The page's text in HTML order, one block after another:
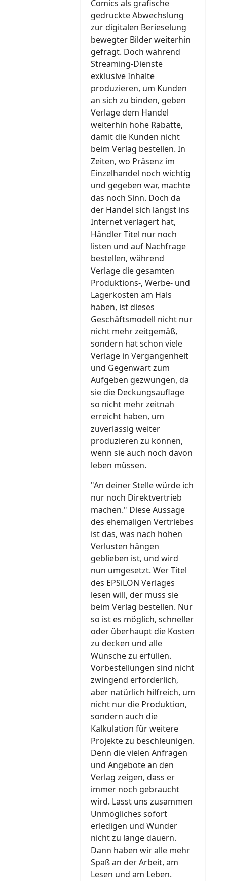
Comics als grafische
gedruckte Abwechslung
zur digitalen Berieselung
bewegter Bilder weiterhin
gefragt. Doch während
Streaming-Dienste
exklusive Inhalte
produzieren, um Kunden
an sich zu binden, geben
Verlage dem Handel
weiterhin hohe Rabatte,
damit die Kunden nicht
beim Verlag bestellen. In
Zeiten, wo Präsenz im
Einzelhandel noch wichtig
und gegeben war, machte
das noch Sinn. Doch da
der Handel sich längst ins
Internet verlagert hat,
Händler Titel nur noch
listen und auf Nachfrage
bestellen, während
Verlage die gesamten
Produktions-, Werbe- und
Lagerkosten am Hals
haben, ist dieses
Geschäftsmodell nicht nur
nicht mehr zeitgemäß,
sondern hat schon viele
Verlage in Vergangenheit
und Gegenwart zum
Aufgeben gezwungen, da
sie die Deckungsauflage
so nicht mehr zeitnah
erreicht haben, um
zuverlässig weiter
produzieren zu können,
wenn sie auch noch davon
leben müssen.
"An deiner Stelle würde ich
nur noch Direktvertrieb
machen." Diese Aussage
des ehemaligen Vertriebes
ist das, was nach hohen
Verlusten hängen
geblieben ist, und wird
nun umgesetzt. Wer Titel
des EPSiLON Verlages
lesen will, der muss sie
beim Verlag bestellen. Nur
so ist es möglich, schneller
oder überhaupt die Kosten
zu decken und alle
Wünsche zu erfüllen.
Vorbestellungen sind nicht
zwingend erforderlich,
aber natürlich hilfreich, um
nicht nur die Produktion,
sondern auch die
Kalkulation für weitere
Projekte zu beschleunigen.
Denn die vielen Anfragen
und Angebote an den
Verlag zeigen, dass er
immer noch gebraucht
wird. Lasst uns zusammen
Unmögliches sofort
erledigen und Wunder
nicht zu lange dauern.
Dann haben wir alle mehr
Spaß an der Arbeit, am
Lesen und am Leben.